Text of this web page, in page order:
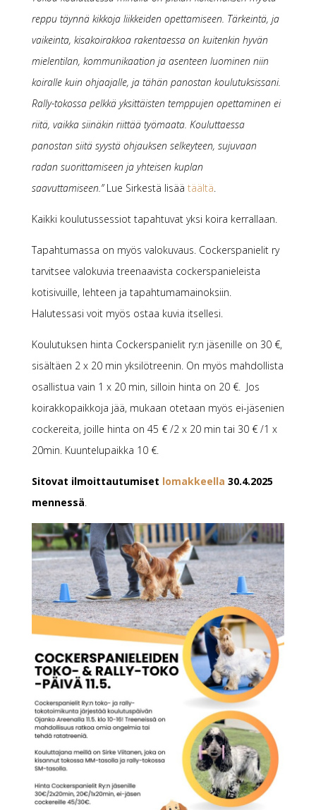
reppu täynnä kikkoja liikkeiden opettamiseen. Tärkeintä, ja
vaikeinta, kisakoirakkoa rakentaessa on kuitenkin hyvän
mielentilan, kommunikaation ja asenteen luominen niin
koiralle kuin ohjaajalle, ja tähän panostan koulutuksissani.
Rally-tokossa pelkkä yksittäisten temppujen opettaminen ei
riitä, vaikka siinäkin riittää työmaata. Kouluttaessa
panostan siitä syystä ohjauksen selkeyteen, sujuvaan
radan suorittamiseen ja yhteisen kuplan
saavuttamiseen.” Lue Sirkestä lisää täältä.
Kaikki koulutussessiot tapahtuvat yksi koira kerrallaan.
Tapahtumassa on myös valokuvaus. Cockerspanielit ry
tarvitsee valokuvia treenaavista cockerspanieleista
kotisivuille, lehteen ja tapahtumamainoksiin.
Halutessasi voit myös ostaa kuvia itsellesi.
Koulutuksen hinta Cockerspanielit ry:n jäsenille on 30 €,
sisältäen 2 x 20 min yksilötreenin. On myös mahdollista
osallistua vain 1 x 20 min, silloin hinta on 20 €. Jos
koirakkopaikkoja jää, mukaan otetaan myös ei-jäsenien
cockereita, joille hinta on 45 € /2 x 20 min tai 30 € /1 x
20min. Kuuntelupaikka 10 €.
Sitovat ilmoittautumiset lomakkeella 30.4.2025
mennessä.